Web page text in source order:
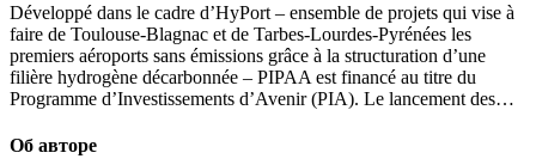
Développé dans le cadre d’HyPort – ensemble de projets qui vise à
faire de Toulouse-Blagnac et de Tarbes-Lourdes-Pyrénées les
premiers aéroports sans émissions grâce à la structuration d’une
filière hydrogène décarbonnée – PIPAA est financé au titre du
Programme d’Investissements d’Avenir (PIA). Le lancement des…
Об авторе